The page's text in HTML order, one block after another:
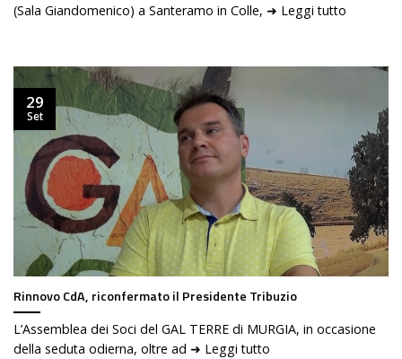
(Sala Giandomenico) a Santeramo in Colle, ➜ Leggi tutto
Rinnovo CdA, riconfermato il Presidente Tribuzio
L’Assemblea dei Soci del GAL TERRE di MURGIA, in occasione
della seduta odierna, oltre ad ➜ Leggi tutto
29
Set